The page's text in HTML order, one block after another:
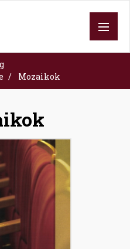
Mozaikok